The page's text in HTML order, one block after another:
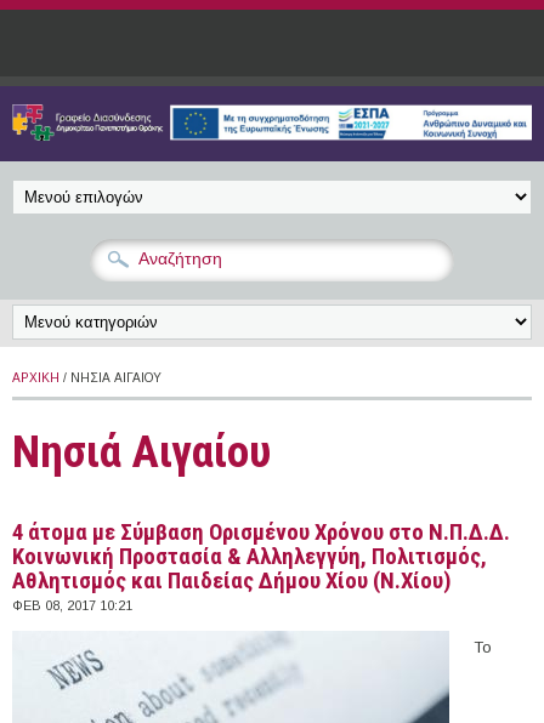
Παράκαμψη προς το κυρίως περιεχόμενο
ΑΡΧΙΚΉ / ΝΗΣΙΆ ΑΙΓΑΊΟΥ
Νησιά Αιγαίου
4 άτομα με Σύμβαση Ορισμένου Χρόνου στο Ν.Π.Δ.Δ.
Κοινωνική Προστασία & Αλληλεγγύη, Πολιτισμός,
Αθλητισμός και Παιδείας Δήμου Χίου (Ν.Χίου)
ΦΕΒ 08, 2017 10:21
Το